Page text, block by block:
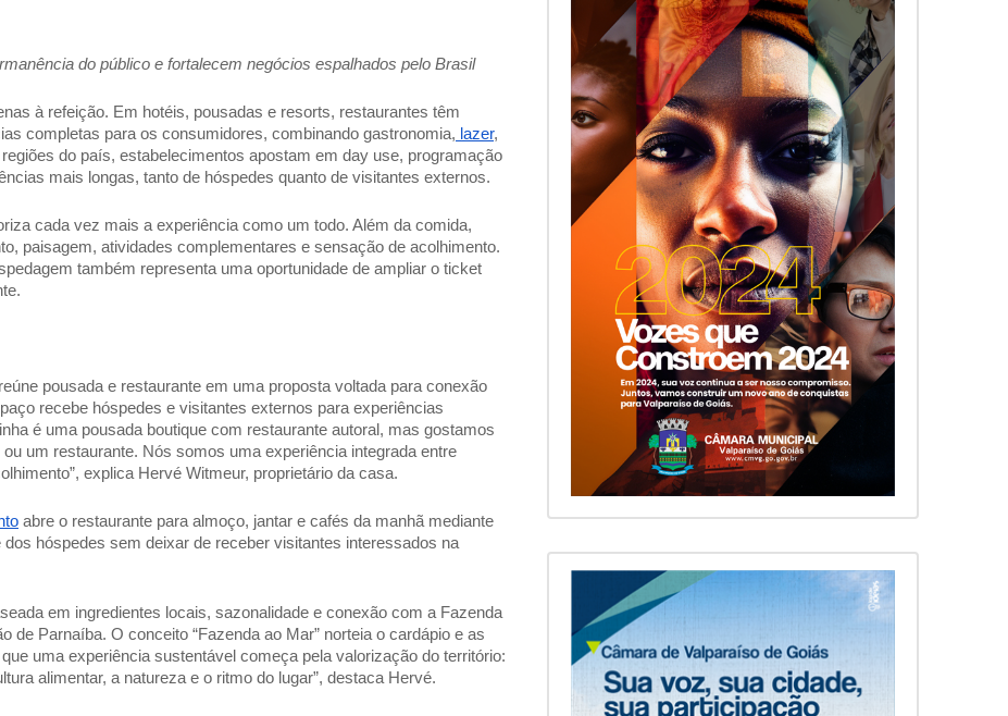
do público e fortalecem negócios espalhados pelo Brasil
à refeição. Em hotéis, pousadas e resorts, restaurantes têm
completas para os consumidores, combinando gastronomia, lazer,
do país, estabelecimentos apostam em day use, programação
mais longas, tanto de hóspedes quanto de visitantes externos.
cada vez mais a experiência como um todo. Além da comida,
paisagem, atividades complementares e sensação de acolhimento.
também representa uma oportunidade de ampliar o ticket
pousada e restaurante em uma proposta voltada para conexão
recebe hóspedes e visitantes externos para experiências
é uma pousada boutique com restaurante autoral, mas gostamos
um restaurante. Nós somos uma experiência integrada entre
explica Hervé Witmeur, proprietário da casa.
abre o restaurante para almoço, jantar e cafés da manhã mediante
hóspedes sem deixar de receber visitantes interessados na
em ingredientes locais, sazonalidade e conexão com a Fazenda
de Parnaíba. O conceito “Fazenda ao Mar” norteia o cardápio e as
uma experiência sustentável começa pela valorização do território:
alimentar, a natureza e o ritmo do lugar”, destaca Hervé.